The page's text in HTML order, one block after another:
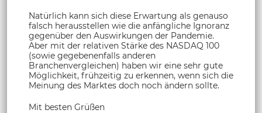
Natürlich kann sich diese Erwartung als genauso
falsch herausstellen wie die anfängliche Ignoranz
gegenüber den Auswirkungen der Pandemie.
Aber mit der relativen Stärke des NASDAQ 100
(sowie gegebenenfalls anderen
Branchenvergleichen) haben wir eine sehr gute
Möglichkeit, frühzeitig zu erkennen, wenn sich die
Meinung des Marktes doch noch ändern sollte.
Mit besten Grüßen